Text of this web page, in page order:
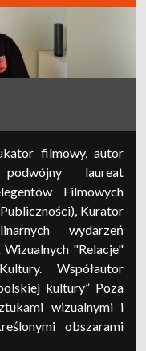
filmowy, autor
podwójny laureat
Filmowych
Kurator
wydarzeń
Wizualnych "Relacje"
Współautor
kultury” Poza
wizualnymi i
obszarami